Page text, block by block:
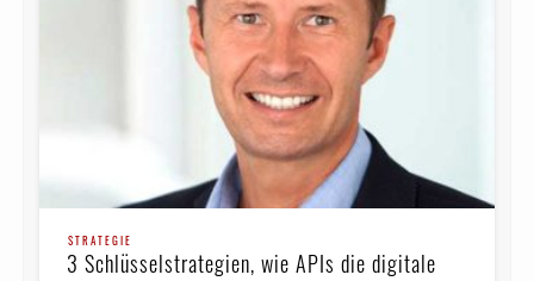
STRATEGIE
3 Schlüsselstrategien, wie APIs die digitale